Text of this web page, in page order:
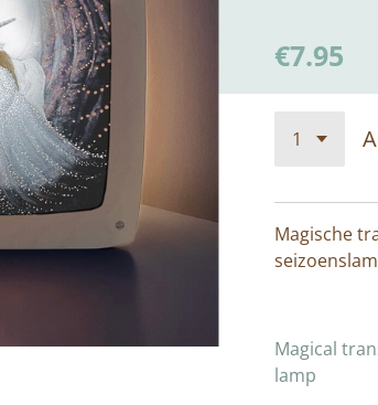
€7.95
Magische
Magical
lamp